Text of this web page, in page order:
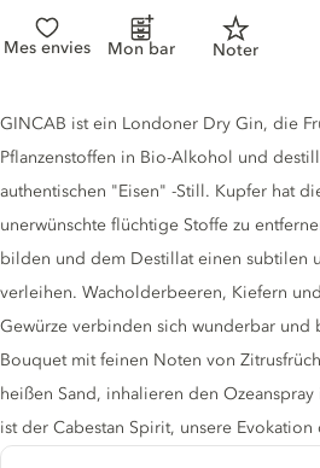
Mes envies Mon bar Noter
Gin description
GINCAB ist ein Londoner Dry Gin, die
Pflanzenstoffen in Bio-Alkohol und
authentischen "Eisen" -Still. Kupfer hat
unerwünschte flüchtige Stoffe zu
bilden und dem Destillat einen subtilen
verleihen. Wacholderbeeren, Kiefern
Gewürze verbinden sich wunderbar und
Bouquet mit feinen Noten von
heißen Sand, inhalieren den
ist der Cabestan Spirit, unsere Evokation